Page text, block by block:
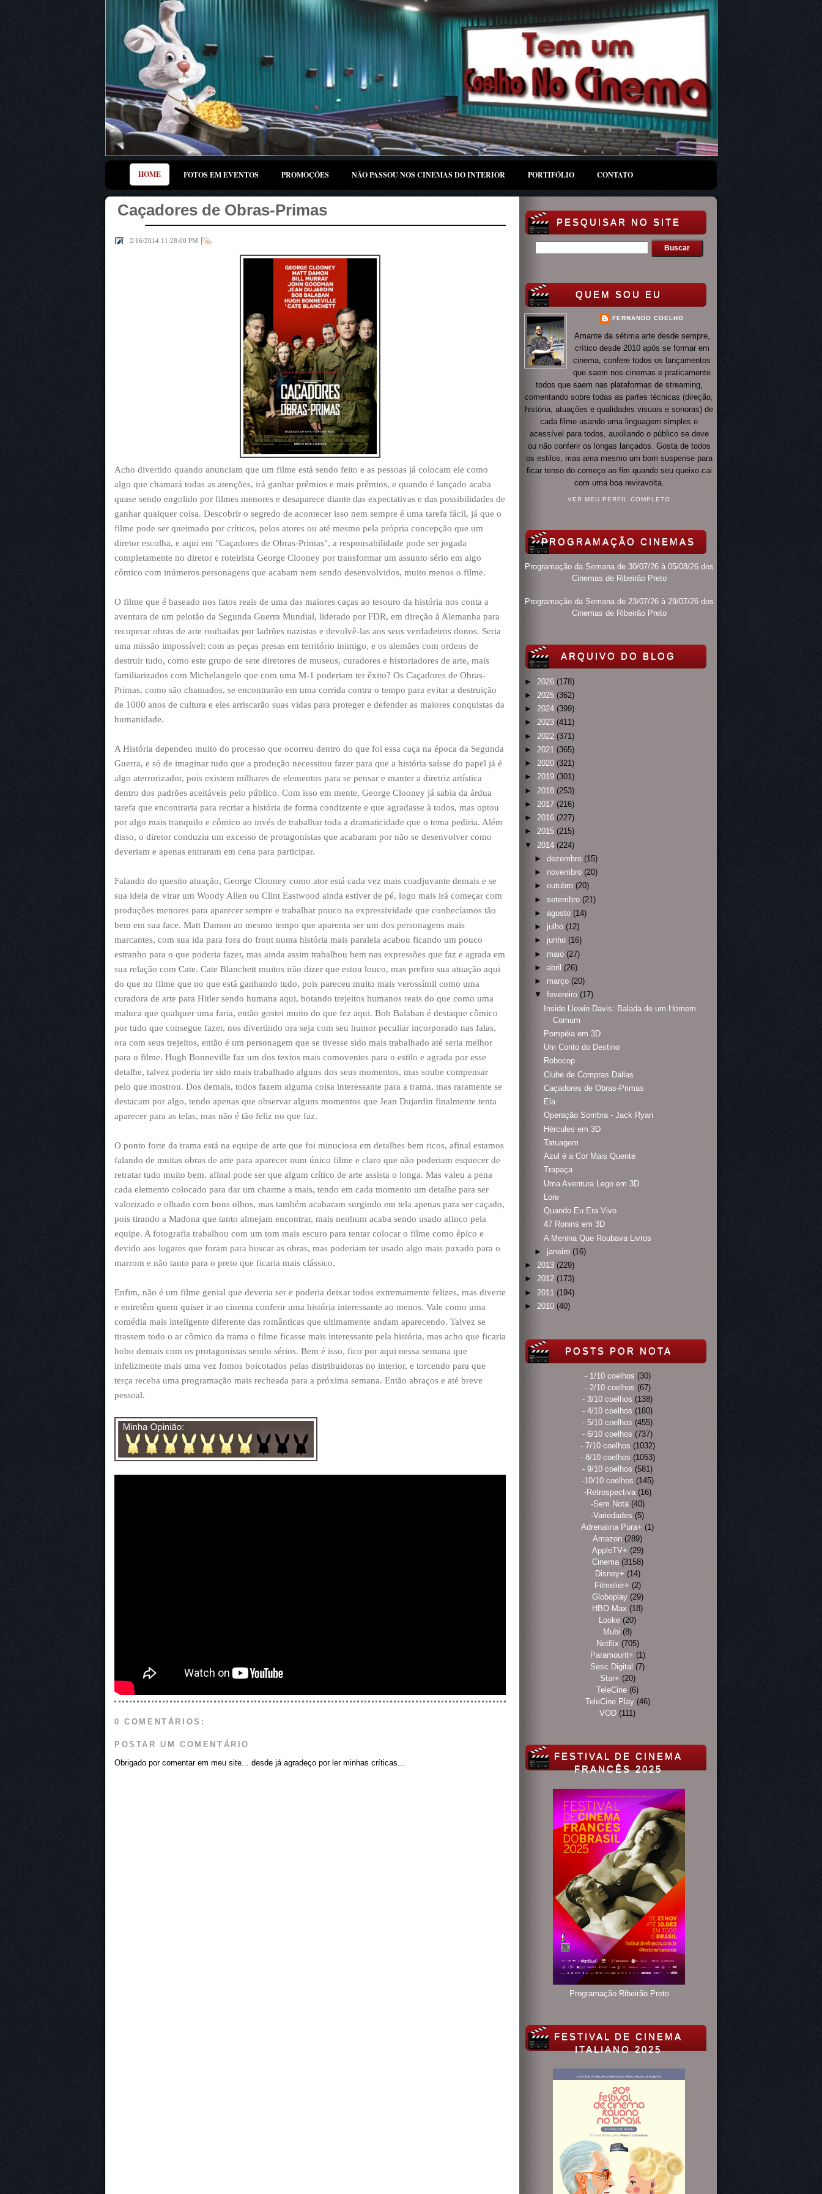
HOME FOTOS EM EVENTOS PROMOÇÕES NÃO PASSOU NOS CINEMAS DO INTERIOR PORTIFÓLIO CONTATO
Caçadores de Obras-Primas
2/16/2014 11:28:00 PM |
Acho divertido quando anunciam que um filme está sendo feito e as pessoas já colocam ele como
algo que chamará todas as atenções, irá ganhar prêmios e mais prêmios, e quando é lançado acaba
quase sendo engolido por filmes menores e desaparece diante das expectativas e das possibilidades de
ganhar qualquer coisa. Descobrir o segredo de acontecer isso nem sempre é uma tarefa fácil, já que o
filme pode ser queimado por críticos, pelos atores ou até mesmo pela própria concepção que um
diretor escolha, e aqui em "Caçadores de Obras-Primas", a responsabilidade pode ser jogada
completamente no diretor e roteirista George Clooney por transformar um assunto sério em algo
cômico com inúmeros personagens que acabam nem sendo desenvolvidos, muito menos o filme.
O filme que é baseado nos fatos reais de uma das maiores caças ao tesouro da história nos conta a
aventura de um pelotão da Segunda Guerra Mundial, liderado por FDR, em direção à Alemanha para
recuperar obras de arte roubadas por ladrões nazistas e devolvê-las aos seus verdadeiros donos. Seria
uma missão impossível: com as peças presas em território inimigo, e os alemães com ordens de
destruir tudo, como este grupo de sete diretores de museus, curadores e historiadores de arte, mais
familiarizados com Michelangelo que com uma M-1 poderiam ter êxito? Os Caçadores de Obras-
Primas, como são chamados, se encontrarão em uma corrida contra o tempo para evitar a destruição
de 1000 anos de cultura e eles arriscarão suas vidas para proteger e defender as maiores conquistas da
humanidade.
A História dependeu muito do processo que ocorreu dentro do que foi essa caça na época da Segunda
Guerra, e só de imaginar tudo que a produção necessitou fazer para que a história saísse do papel já é
algo aterrorizador, pois existem milhares de elementos para se pensar e manter a diretriz artística
dentro dos padrões aceitáveis pelo público. Com isso em mente, George Clooney já sabia da árdua
tarefa que encontraria para recriar a história de forma condizente e que agradasse à todos, mas optou
por algo mais tranquilo e cômico ao invés de trabalhar toda a dramaticidade que o tema pediria. Além
disso, o diretor conduziu um excesso de protagonistas que acabaram por não se desenvolver como
deveriam e apenas entraram em cena para participar.
Falando do quesito atuação, George Clooney como ator está cada vez mais coadjuvante demais e se
sua ideia de virar um Woody Allen ou Clint Eastwood ainda estiver de pé, logo mais irá começar com
produções menores para aparecer sempre e trabalhar pouco na expressividade que conhecíamos tão
bem em sua face. Matt Damon ao mesmo tempo que aparenta ser um dos personagens mais
marcantes, com sua ida para fora do front numa história mais paralela acabou ficando um pouco
estranho para o que poderia fazer, mas ainda assim trabalhou bem nas expressões que faz e agrada em
sua relação com Cate. Cate Blanchett muitos irão dizer que estou louco, mas prefiro sua atuação aqui
do que no filme que no que está ganhando tudo, pois pareceu muito mais verossímil como uma
curadora de arte para Hitler sendo humana aqui, botando trejeitos humanos reais do que como uma
maluca que qualquer uma faria, então gostei muito do que fez aqui. Bob Balaban é destaque cômico
por tudo que consegue fazer, nos divertindo ora seja com seu humor peculiar incorporado nas falas,
ora com seus trejeitos, então é um personagem que se tivesse sido mais trabalhado até seria melhor
para o filme. Hugh Bonneville faz um dos textos mais comoventes para o estilo e agrada por esse
detalhe, talvez poderia ter sido mais trabalhado alguns dos seus momentos, mas soube compensar
pelo que mostrou. Dos demais, todos fazem alguma coisa interessante para a trama, mas raramente se
destacam por algo, tendo apenas que observar alguns momentos que Jean Dujardin finalmente tenta
aparecer para as telas, mas não é tão feliz no que faz.
O ponto forte da trama está na equipe de arte que foi minuciosa em detalhes bem ricos, afinal estamos
falando de muitas obras de arte para aparecer num único filme e claro que não poderiam esquecer de
retratar tudo muito bem, afinal pode ser que algum crítico de arte assista o longa. Mas valeu a pena
cada elemento colocado para dar um charme a mais, tendo em cada momento um detalhe para ser
valorizado e olhado com bons olhos, mas também acabaram surgindo em tela apenas para ser caçado,
pois tirando a Madona que tanto almejam encontrar, mais nenhum acaba sendo usado afinco pela
equipe. A fotografia trabalhou com um tom mais escuro para tentar colocar o filme como épico e
devido aos lugares que foram para buscar as obras, mas poderiam ter usado algo mais puxado para o
marrom e não tanto para o preto que ficaria mais clássico.
Enfim, não é um filme genial que deveria ser e poderia deixar todos extremamente felizes, mas diverte
e entretêm quem quiser ir ao cinema conferir uma história interessante ao menos. Vale como uma
comédia mais inteligente diferente das românticas que ultimamente andam aparecendo. Talvez se
tirassem todo o ar cômico da trama o filme ficasse mais interessante pela história, mas acho que ficaria
bobo demais com os protagonistas sendo sérios. Bem é isso, fico por aqui nessa semana que
infelizmente mais uma vez fomos boicotados pelas distribuidoras no interior, e torcendo para que
terça receba uma programação mais recheada para a próxima semana. Então abraços e até breve
pessoal.
0 COMENTÁRIOS:
POSTAR UM COMENTÁRIO
Obrigado por comentar em meu site... desde já agradeço por ler minhas críticas...
PESQUISAR NO SITE
QUEM SOU EU
FERNANDO COELHO
Amante da sétima arte desde sempre,
crítico desde 2010 após se formar em
cinema, confere todos os lançamentos
que saem nos cinemas e praticamente
todos que saem nas plataformas de streaming,
comentando sobre todas as partes técnicas (direção,
história, atuações e qualidades visuais e sonoras) de
cada filme usando uma linguagem simples e
acessível para todos, auxiliando o público se deve
ou não conferir os longas lançados. Gosta de todos
os estilos, mas ama mesmo um bom suspense para
ficar tenso do começo ao fim quando seu queixo cai
com uma boa reviravolta.
VER MEU PERFIL COMPLETO
PROGRAMAÇÃO CINEMAS
Programação da Semana de 30/07/26 à 05/08/26 dos
Cinemas de Ribeirão Preto
Programação da Semana de 23/07/26 à 29/07/26 dos
Cinemas de Ribeirão Preto
ARQUIVO DO BLOG
► 2026 (178)
► 2025 (362)
► 2024 (399)
► 2023 (411)
► 2022 (371)
► 2021 (365)
► 2020 (321)
► 2019 (301)
► 2018 (253)
► 2017 (216)
► 2016 (227)
► 2015 (215)
▼
2014 (224)
► dezembro (15)
► novembro (20)
► outubro (20)
► setembro (21)
► agosto (14)
► julho (12)
► junho (16)
► maio (27)
► abril (26)
► março (20)
▼
fevereiro (17)
Inside Llewin Davis: Balada de um Homem
Comum
Pompéia em 3D
Um Conto do Destino
Robocop
Clube de Compras Dallas
Caçadores de Obras-Primas
Ela
Operação Sombra - Jack Ryan
Hércules em 3D
Tatuagem
Azul é a Cor Mais Quente
Trapaça
Uma Aventura Lego em 3D
Lore
Quando Eu Era Vivo
47 Ronins em 3D
A Menina Que Roubava Livros
► janeiro (16)
► 2013 (229)
► 2012 (173)
► 2011 (194)
► 2010 (40)
POSTS POR NOTA
- 1/10 coelhos (30)
- 2/10 coelhos (67)
- 3/10 coelhos (138)
- 4/10 coelhos (180)
- 5/10 coelhos (455)
- 6/10 coelhos (737)
- 7/10 coelhos (1032)
- 8/10 coelhos (1053)
- 9/10 coelhos (581)
-10/10 coelhos (145)
-Retrospectiva (16)
-Sem Nota (40)
-Variedades (5)
Adrenalina Pura+ (1)
Amazon (289)
AppleTV+ (29)
Cinema (3158)
Disney+ (14)
Filmelier+ (2)
Globoplay (29)
HBO Max (18)
Looke (20)
Mubi (8)
Netflix (705)
Paramount+ (1)
Sesc Digital (7)
Star+ (20)
TeleCine (6)
TeleCine Play (46)
VOD (111)
FESTIVAL DE CINEMA
FRANCÊS 2025
Programação Ribeirão Preto
FESTIVAL DE CINEMA
ITALIANO 2025